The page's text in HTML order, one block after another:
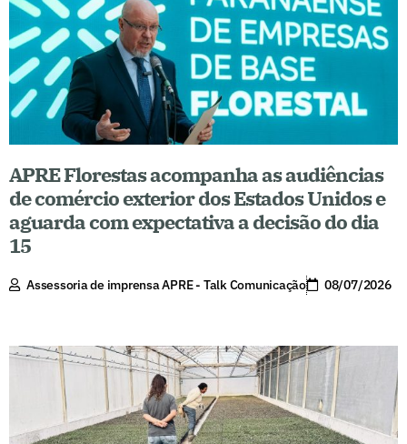
APRE Florestas acompanha as audiências
de comércio exterior dos Estados Unidos e
aguarda com expectativa a decisão do dia
15
Assessoria de imprensa APRE - Talk Comunicação 08/07/2026